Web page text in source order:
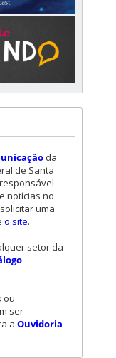
da
de Santa
notícias no
uma
o site.
setor da
ou
ser
a Ouvidoria